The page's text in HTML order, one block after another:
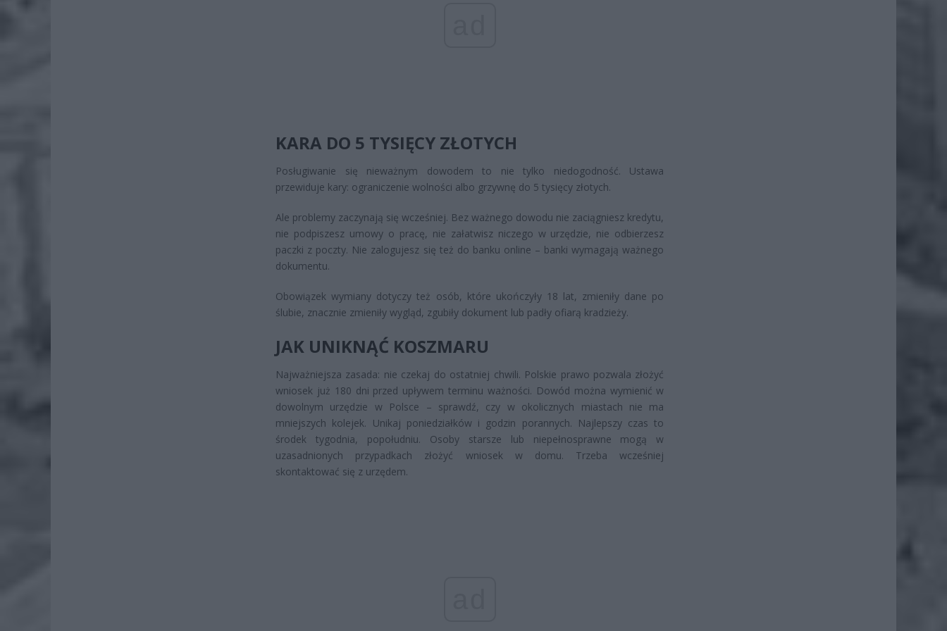
KARA DO 5 TYSIĘCY ZŁOTYCH
Posługiwanie się nieważnym dowodem to nie tylko niedogodność. Ustawa
przewiduje kary: ograniczenie wolności albo grzywnę do 5 tysięcy złotych.
Ale problemy zaczynają się wcześniej. Bez ważnego dowodu nie zaciągniesz kredytu,
nie podpiszesz umowy o pracę, nie załatwisz niczego w urzędzie, nie odbierzesz
paczki z poczty. Nie zalogujesz się też do banku online – banki wymagają ważnego
dokumentu.
Obowiązek wymiany dotyczy też osób, które ukończyły 18 lat, zmieniły dane po
ślubie, znacznie zmieniły wygląd, zgubiły dokument lub padły ofiarą kradzieży.
JAK UNIKNĄĆ KOSZMARU
Najważniejsza zasada: nie czekaj do ostatniej chwili. Polskie prawo pozwala złożyć
wniosek już 180 dni przed upływem terminu ważności. Dowód można wymienić w
dowolnym urzędzie w Polsce – sprawdź, czy w okolicznych miastach nie ma
mniejszych kolejek. Unikaj poniedziałków i godzin porannych. Najlepszy czas to
środek tygodnia, popołudniu. Osoby starsze lub niepełnosprawne mogą w
uzasadnionych przypadkach złożyć wniosek w domu. Trzeba wcześniej
skontaktować się z urzędem.